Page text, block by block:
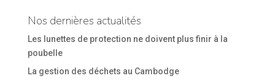
Nos dernières actualités
Les lunettes de protection ne doivent plus finir à la
poubelle
La gestion des déchets au Cambodge